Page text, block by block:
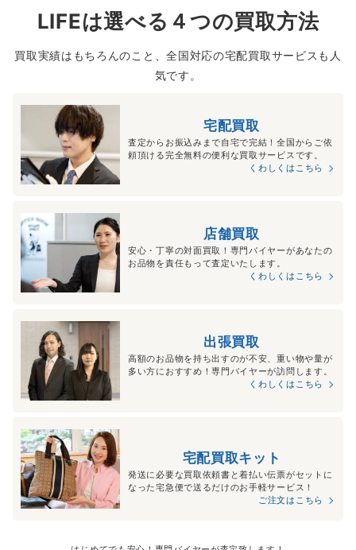
LIFEは選べる４つの買取方法
買取実績はもちろんのこと、全国対応の宅配買取サービスも人
気です。
宅配買取
査定からお振込みまで自宅で完結！全国からご依
頼頂ける完全無料の便利な買取サービスです。
くわしくはこちら
店舗買取
安心・丁寧の対面買取！専門バイヤーがあなたの
お品物を責任もって査定いたします。
くわしくはこちら
出張買取
高額のお品物を持ち出すのが不安、重い物や量が
多い方におすすめ！専門バイヤーが訪問します。
くわしくはこちら
宅配買取キット
発送に必要な買取依頼書と着払い伝票がセットに
なった宅急便で送るだけのお手軽サービス！
ご注文はこちら